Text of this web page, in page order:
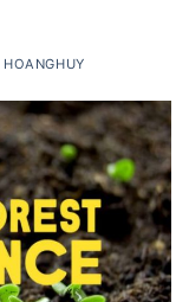
HOANGHUY